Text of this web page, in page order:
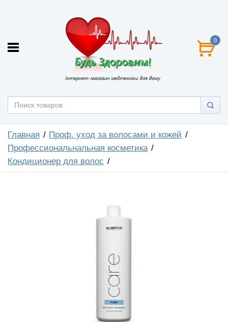
0
Главная
Проф. уход за волосами и кожей
Профессиональнальная косметика
Кондиционер для волос